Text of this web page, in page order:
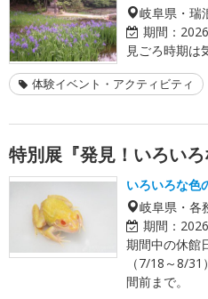
岐阜県・瑞
期間：
見ごろ時期は
体験イベント・アクティビティ
特別展『発見！いろいろ
いろいろな色
岐阜県・各
期間：
期間中の休館
（7/18～8/
間前まで。